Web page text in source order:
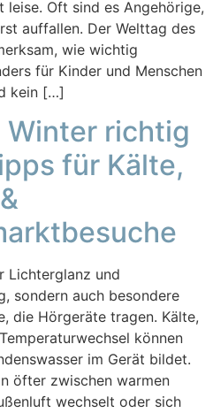
leise. Oft sind es Angehörige,
auffallen. Der Welttag des
wie wichtig
für Kinder und Menschen
kein […]
Winter richtig
für Kälte,
Lichterglanz und
sondern auch besondere
die Hörgeräte tragen. Kälte,
können
im Gerät bildet.
öfter zwischen warmen
wechselt oder sich